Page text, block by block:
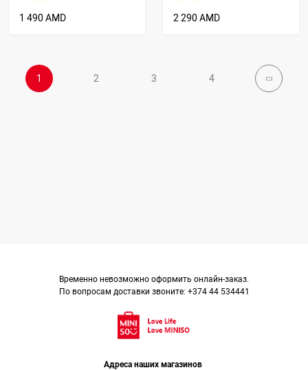
1 490 AMD 2 290 AMD
1 2 3 4
Временно невозможно оформить онлайн-заказ.
По вопросам доставки звоните: +374 44 534441
Адреса наших магазинов